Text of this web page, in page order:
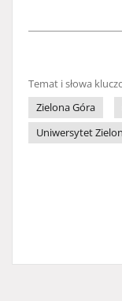
Temat i słowa
Zielona Góra
Uniwersytet